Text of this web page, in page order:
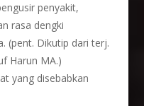
penyakit,
rasa dengki
(pent. Dikutip dari terj.
Harun MA.)
yang disebabkan